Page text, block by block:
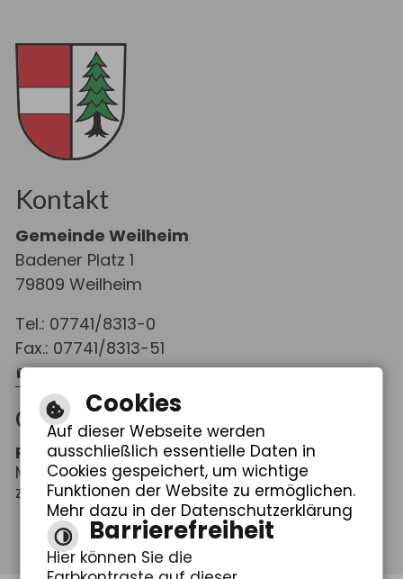
Kontakt
Gemeinde Weilheim
Badener Platz 1
79809 Weilheim
Tel.: 07741/8313-0
Fax.: 07741/8313-51
E-Mail schreiben
Öffnungszeiten
Rathaus Weilheim
Mo. - Fr.: 08:00 - 12:00 Uhr
zus. Do.: 14:00 - 18:30 Uhr
Cookies
Auf dieser Webseite werden
ausschließlich essentielle Daten in
Cookies gespeichert, um wichtige
Funktionen der Website zu ermöglichen.
Mehr dazu in der Datenschutzerklärung
Barrierefreiheit
Hier können Sie die